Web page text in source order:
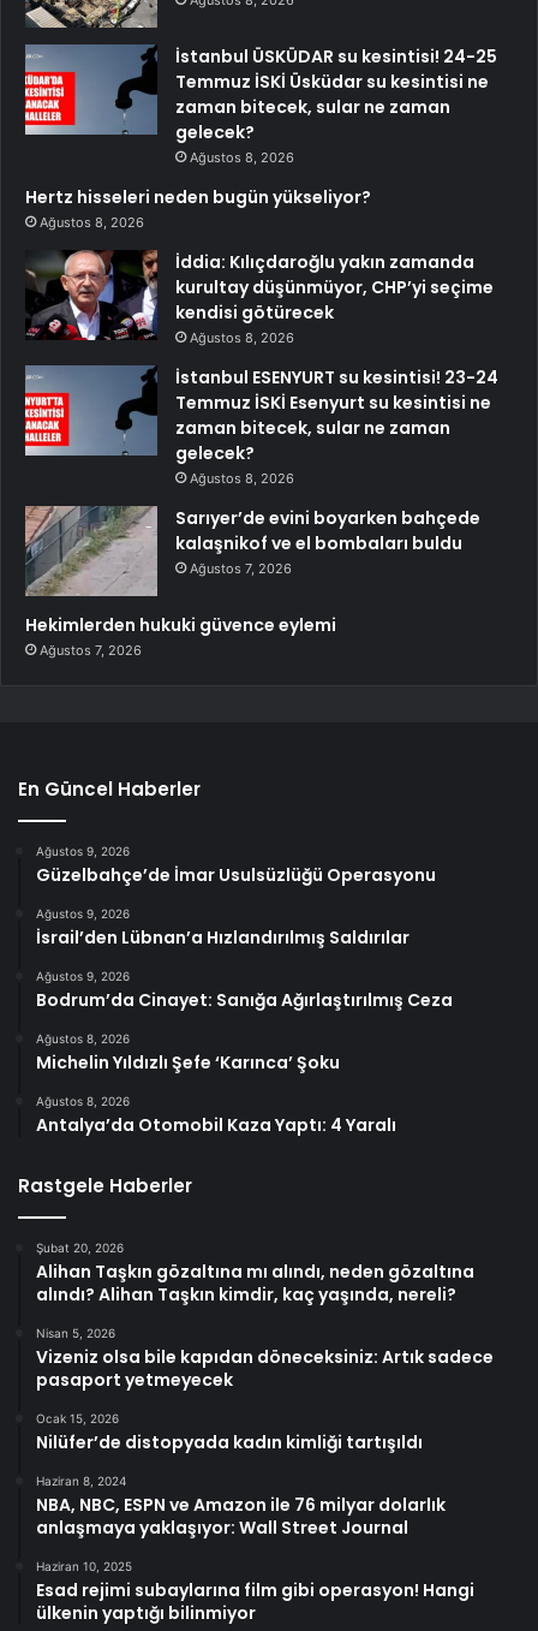
İstanbul ÜSKÜDAR su kesintisi! 24-25
Temmuz İSKİ Üsküdar su kesintisi ne
zaman bitecek, sular ne zaman
gelecek?
Ağustos 8, 2026
Hertz hisseleri neden bugün yükseliyor?
Ağustos 8, 2026
İddia: Kılıçdaroğlu yakın zamanda
kurultay düşünmüyor, CHP’yi seçime
kendisi götürecek
Ağustos 8, 2026
İstanbul ESENYURT su kesintisi! 23-24
Temmuz İSKİ Esenyurt su kesintisi ne
zaman bitecek, sular ne zaman
gelecek?
Ağustos 8, 2026
Sarıyer’de evini boyarken bahçede
kalaşnikof ve el bombaları buldu
Ağustos 7, 2026
Hekimlerden hukuki güvence eylemi
Ağustos 7, 2026
En Güncel Haberler
Ağustos 9, 2026
Güzelbahçe’de İmar Usulsüzlüğü Operasyonu
Ağustos 9, 2026
İsrail’den Lübnan’a Hızlandırılmış Saldırılar
Ağustos 9, 2026
Bodrum’da Cinayet: Sanığa Ağırlaştırılmış Ceza
Ağustos 8, 2026
Michelin Yıldızlı Şefe ‘Karınca’ Şoku
Ağustos 8, 2026
Antalya’da Otomobil Kaza Yaptı: 4 Yaralı
Rastgele Haberler
Şubat 20, 2026
Alihan Taşkın gözaltına mı alındı, neden gözaltına
alındı? Alihan Taşkın kimdir, kaç yaşında, nereli?
Nisan 5, 2026
Vizeniz olsa bile kapıdan döneceksiniz: Artık sadece
pasaport yetmeyecek
Ocak 15, 2026
Nilüfer’de distopyada kadın kimliği tartışıldı
Haziran 8, 2024
NBA, NBC, ESPN ve Amazon ile 76 milyar dolarlık
anlaşmaya yaklaşıyor: Wall Street Journal
Haziran 10, 2025
Esad rejimi subaylarına film gibi operasyon! Hangi
ülkenin yaptığı bilinmiyor